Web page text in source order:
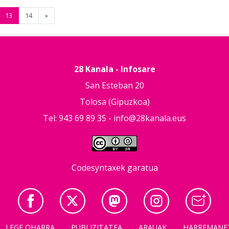
13 14 »
28 Kanala - Infosare
San Esteban 20
Tolosa (Gipuzkoa)
Tel: 943 69 89 35 - info@28kanala.eus
Codesyntaxek garatua